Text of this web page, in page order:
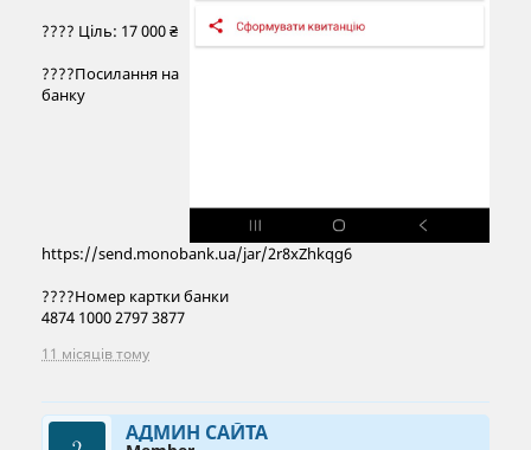
???? Ціль: 17 000 ₴
????Посилання на
банку
https://send.monobank.ua/jar/2r8xZhkqg6
????Номер картки банки
4874 1000 2797 3877
11 місяців тому
АДМИН САЙТА